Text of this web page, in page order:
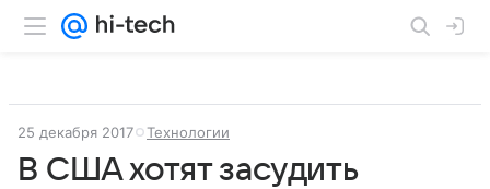
25 декабря 2017 Технологии
В США хотят засудить